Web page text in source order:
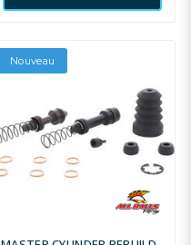
Nouveau